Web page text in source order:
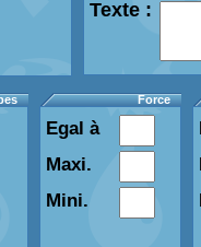
Texte :
Force
Egal à
Maxi.
Mini.